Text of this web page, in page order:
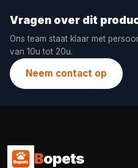
Vragen over dit
Ons team staat klaar met
van 10u tot 20u.
Neem contact op
Bopets